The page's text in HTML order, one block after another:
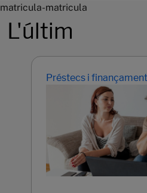
matricula-matricula
L'últim
Préstecs i finançament